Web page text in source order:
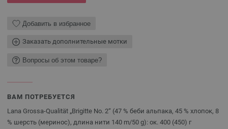
Добавить в избранное
Заказать дополнительные мотки
Вопросы об этом товаре?
ВАМ ПОТРЕБУЕТСЯ
Lana Grossa-Qualität „Brigitte No. 2“ (47 % беби альпака, 45 % хлопок, 8
% шерсть (меринос), длина нити 140 m/50 g): ок. 400 (450) г